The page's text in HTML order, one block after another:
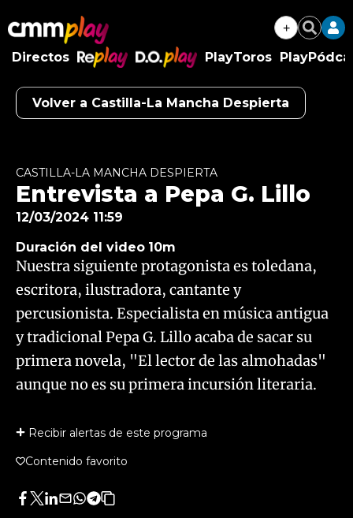
+ Buscar
Directos
RePlay
D.O.Play
PlayToros
Volver a Castilla-La Mancha Despierta
Algo salió mal.
Try again
CASTILLA-LA MANCHA DESPIERTA
Entrevista a Pepa G. Lillo
12/03/2024 11:59
Duración del video 10m
Nuestra siguiente protagonista es toledana,
escritora, ilustradora, cantante y
percusionista. Especialista en música antigua
y tradicional Pepa G. Lillo acaba de sacar su
primera novela, "El lector de las almohadas"
aunque no es su primera incursión literaria.
Recibir alertas de este programa
Contenido favorito
Facebook
Twitter
LinkedIn
Enviar
Whatsapp
Telegram
Copiar